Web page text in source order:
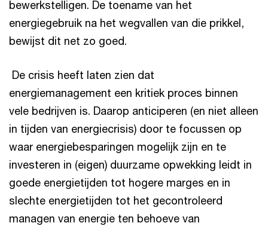
bewerkstelligen. De toename van het
energiegebruik na het wegvallen van die prikkel,
bewijst dit net zo goed.
De crisis heeft laten zien dat
energiemanagement een kritiek proces binnen
vele bedrijven is. Daarop anticiperen (en niet alleen
in tijden van energiecrisis) door te focussen op
waar energiebesparingen mogelijk zijn en te
investeren in (eigen) duurzame opwekking leidt in
goede energietijden tot hogere marges en in
slechte energietijden tot het gecontroleerd
managen van energie ten behoeve van